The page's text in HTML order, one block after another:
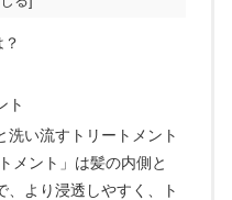
ト
洗い流すトリートメント
メント」は髪の内側と
、より浸透しやすく、ト